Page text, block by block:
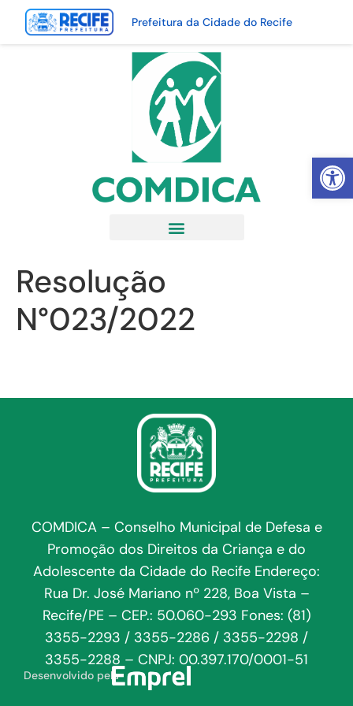
Abrir
Prefeitura da Cidade do Recife
Resolução
N°023/2022
COMDICA – Conselho Municipal de Defesa e
Promoção dos Direitos da Criança e do
Adolescente da Cidade do Recife Endereço:
Rua Dr. José Mariano nº 228, Boa Vista –
Recife/PE – CEP.: 50.060-293 Fones: (81)
3355-2293 / 3355-2286 / 3355-2298 /
3355-2288 – CNPJ: 00.397.170/0001-51
Desenvolvido pela